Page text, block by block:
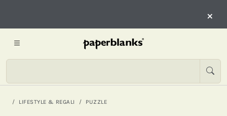
×
LIFESTYLE & REGALI PUZZLE